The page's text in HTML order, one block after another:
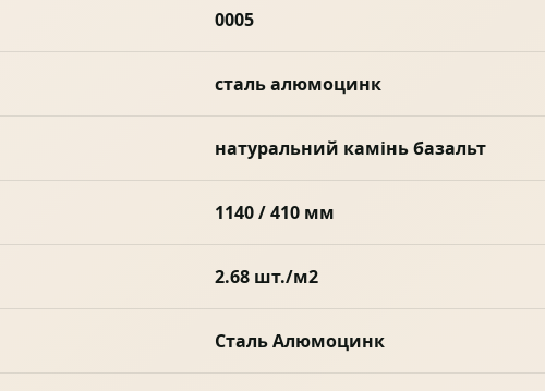
0005
сталь алюмоцинк
натуральний камінь базальт
1140 / 410 мм
2.68 шт./м2
Сталь Алюмоцинк